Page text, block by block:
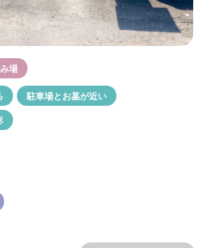
場
駐車場とお墓が近い